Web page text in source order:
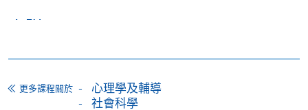
網上報名 立即報名
申請表 下載申請表
更多課程關於
心理學及輔導
社會科學